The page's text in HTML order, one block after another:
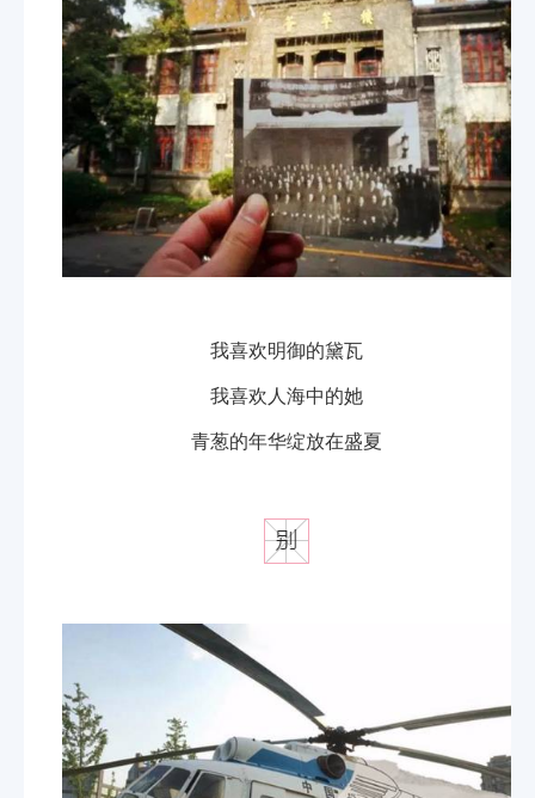
我喜欢明御的黛瓦
我喜欢人海中的她
青葱的年华绽放在盛夏